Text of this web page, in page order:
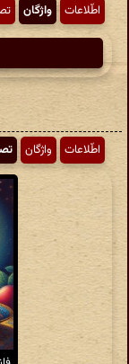
اطّلاعات واژگان
اطّلاعات واژگان